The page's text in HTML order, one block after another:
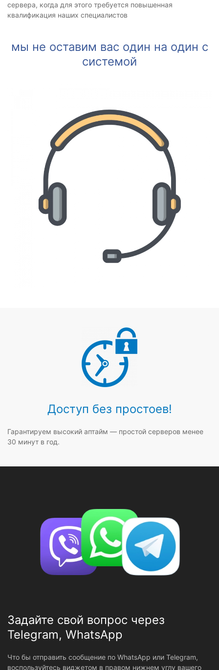
сервера, когда для этого требуется повышенная
квалификация наших специалистов
мы не оставим вас один на один с
системой
Доступ без простоев!
Гарантируем высокий аптайм — простой серверов менее
30 минут в год.
Задайте свой вопрос через
Telegram, WhatsApp
Что бы отправить сообщение по WhatsApp или Telegram,
воспользуйтесь виджетом в правом нижнем углу вашего